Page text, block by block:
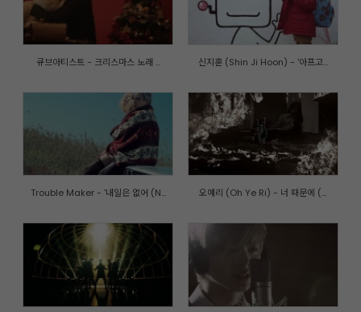
큐브아티스트 - 크리스마스 노래 ... 신지훈 (Shin Ji Hoon) - '아프고...
Trouble Maker - '내일은 없어 (N... 오예리 (Oh Ye Ri) - 너 때문에 (...